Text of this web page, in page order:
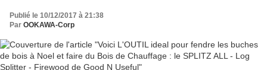
Useful
Publié le 10/12/2017 à 21:38
Par OOKAWA-Corp